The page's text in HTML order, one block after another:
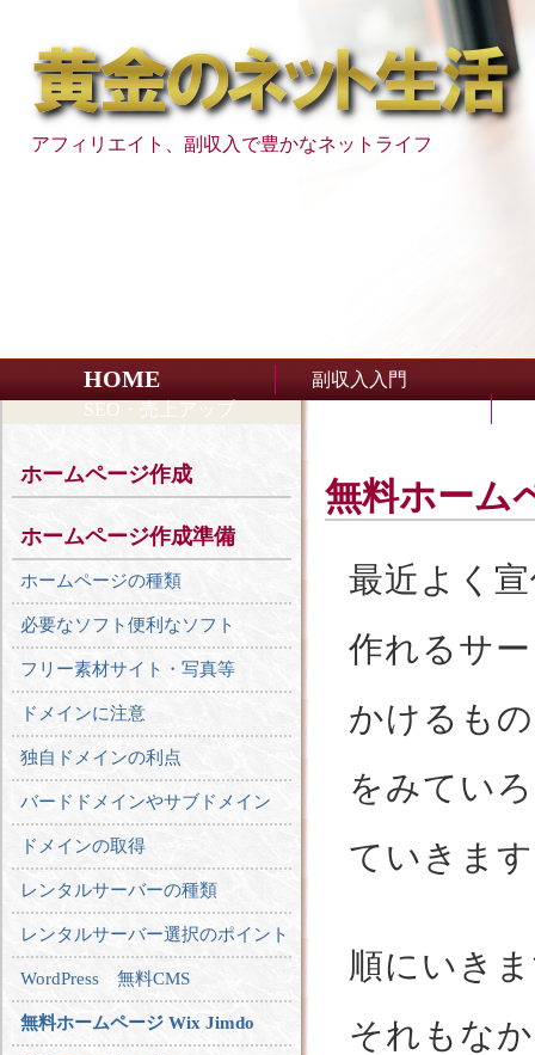
アフィリエイト、副収入で豊かなネットライフ
HOME
副収入入門
SEO・売上アップ
無料ホー
最近よく
作れるサ
かけるも
をみてい
ていきま
順にいき
それもな
ホームページ作成
ホームページ作成準備
ホームページの種類
必要なソフト便利なソフト
フリー素材サイト・写真等
ドメインに注意
独自ドメインの利点
バードドメインやサブドメイン
ドメインの取得
レンタルサーバーの種類
レンタルサーバー選択のポイント
WordPress 無料CMS
無料ホームページ Wix Jimdo